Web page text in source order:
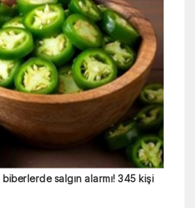
salgın alarmı! 345 kişi